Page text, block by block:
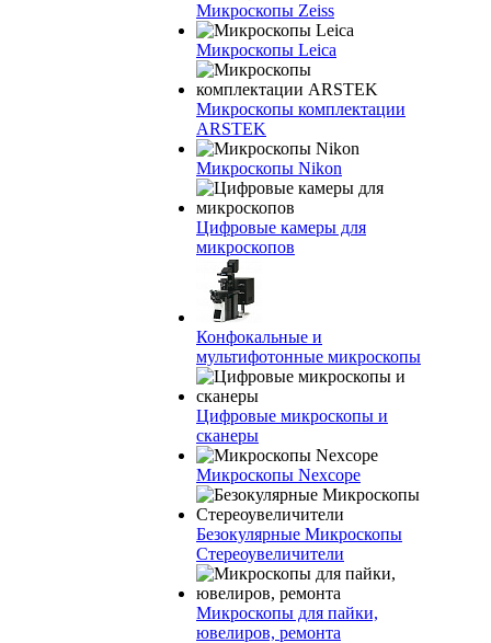
Микроскопы Zeiss
Микроскопы Leica
Микроскопы комплектации
ARSTEK
Микроскопы Nikon
Цифровые камеры для
микроскопов
Конфокальные и
мультифотонные микроскопы
Цифровые микроскопы и
сканеры
Микроскопы Nexcope
Безокулярные Микроскопы
Стереоувеличители
Микроскопы для пайки,
ювелиров, ремонта